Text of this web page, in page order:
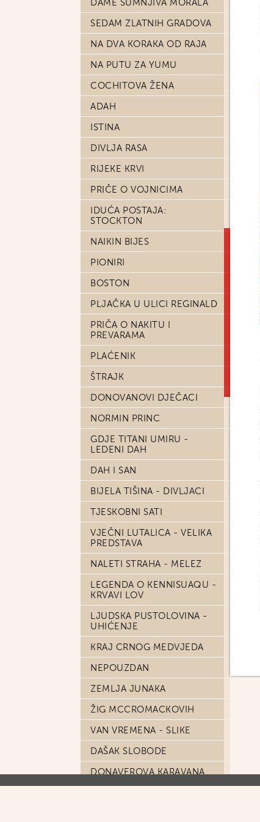
DAME SUMNJIVA MORALA
SEDAM ZLATNIH GRADOVA
NA DVA KORAKA OD RAJA
NA PUTU ZA YUMU
COCHITOVA ŽENA
ADAH
ISTINA
DIVLJA RASA
RIJEKE KRVI
PRIČE O VOJNICIMA
IDUĆA POSTAJA:
STOCKTON
NAIKIN BIJES
PIONIRI
BOSTON
PLJAČKA U ULICI REGINALD
PRIČA O NAKITU I
PREVARAMA
PLAĆENIK
ŠTRAJK
DONOVANOVI DJEČACI
NORMIN PRINC
GDJE TITANI UMIRU -
LEDENI DAH
DAH I SAN
BIJELA TIŠINA - DIVLJACI
TJESKOBNI SATI
VJEČNI LUTALICA - VELIKA
PREDSTAVA
NALETI STRAHA - MELEZ
LEGENDA O KENNISUAQU -
KRVAVI LOV
LJUDSKA PUSTOLOVINA -
UHIĆENJE
KRAJ CRNOG MEDVJEDA
NEPOUZDAN
ZEMLJA JUNAKA
ŽIG MCCROMACKOVIH
VAN VREMENA - SLIKE
DAŠAK SLOBODE
DONAVEROVA KARAVANA